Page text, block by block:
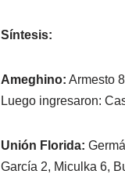
Síntesis:
Ameghino: Armesto
Luego ingresaron:
Unión Florida:
García 2, Miculka 6,